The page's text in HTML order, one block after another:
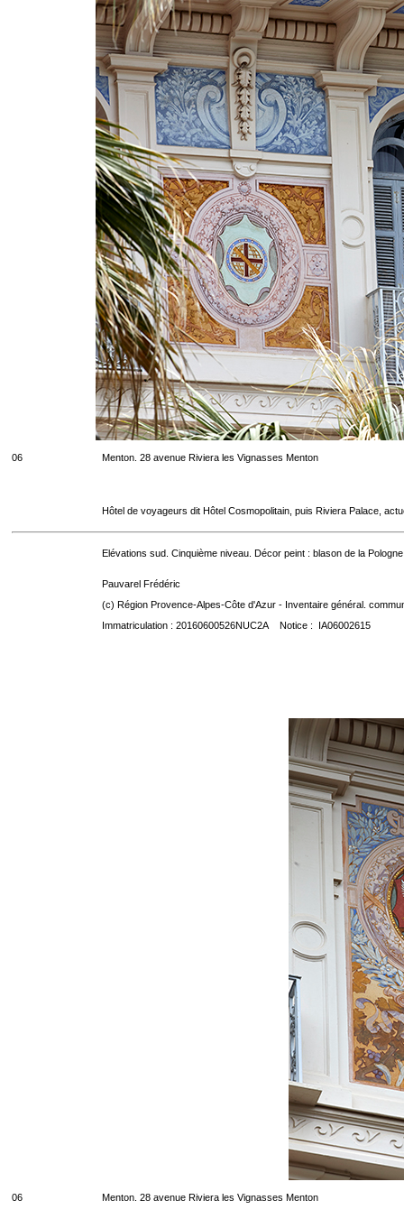
06 Menton. 28 avenue Riviera les Vignasses Menton
Hôtel de voyageurs dit Hôtel Cosmopolitain, puis Riviera Palace,
Elévations sud. Cinquième niveau. Décor peint : blason de la
Pauvarel Frédéric
(c) Région Provence-Alpes-Côte d'Azur - Inventaire général.
Immatriculation : 20160600526NUC2A Notice : IA06002615
06 Menton. 28 avenue Riviera les Vignasses Menton